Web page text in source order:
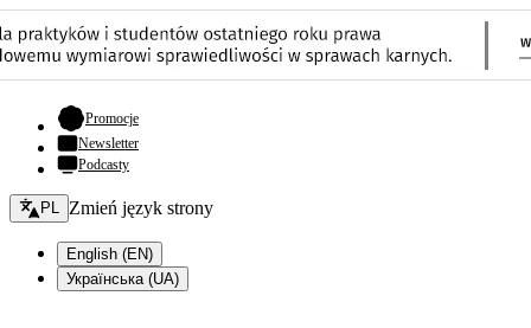
Promocje- otwiera się w nowej karcie
Newsletter
Podcasty
Zmień język - bieżący:
PL Zmień język strony
English (EN)
Українська (UA)